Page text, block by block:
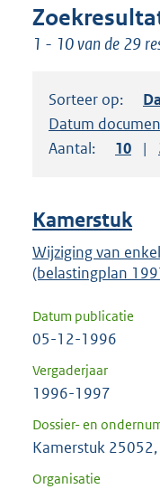
suggesties.
Druk
om
uw
keuze
te
1 - 10 van de 29
Sorteer op:
Sorteer op:
Datum
Aantal:
Toon
10
Kamerstuk
Wijziging van
(belastingplan
Datum publicatie
05-12-1996
Vergaderjaar
1996-1997
Dossier- en
Kamerstuk
Organisatie